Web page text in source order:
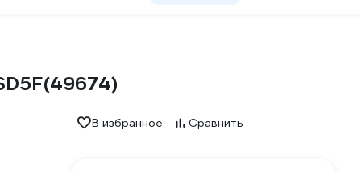
В избранное Сравнить